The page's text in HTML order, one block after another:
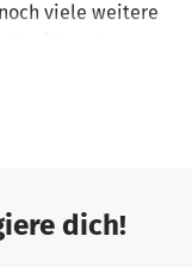
viele weitere
dich!